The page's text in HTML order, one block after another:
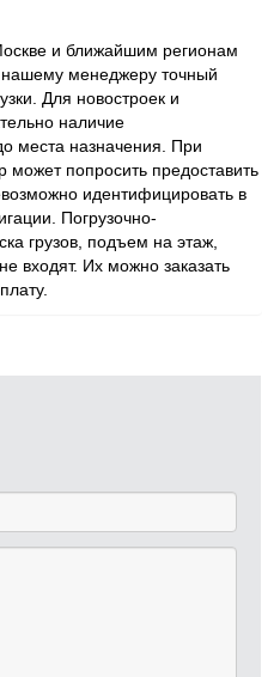
и ближайшим регионам
менеджеру точный
Для новостроек и
наличие
места назначения. При
попросить предоставить
идентифицировать в
Погрузочно-
грузов, подъем на этаж,
входят. Их можно заказать